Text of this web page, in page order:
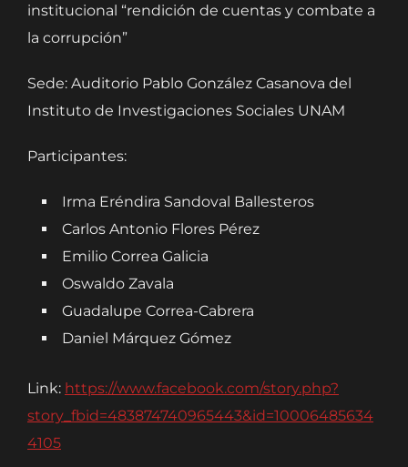
institucional “rendición de cuentas y combate a
la corrupción”
Sede: Auditorio Pablo González Casanova del
Instituto de Investigaciones Sociales UNAM
Participantes:
Irma Eréndira Sandoval Ballesteros
Carlos Antonio Flores Pérez
Emilio Correa Galicia
Oswaldo Zavala
Guadalupe Correa-Cabrera
Daniel Márquez Gómez
Link: https://www.facebook.com/story.php?
story_fbid=483874740965443&id=10006485634
4105